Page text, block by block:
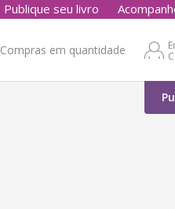
Publique seu livro
Compras em quantidade